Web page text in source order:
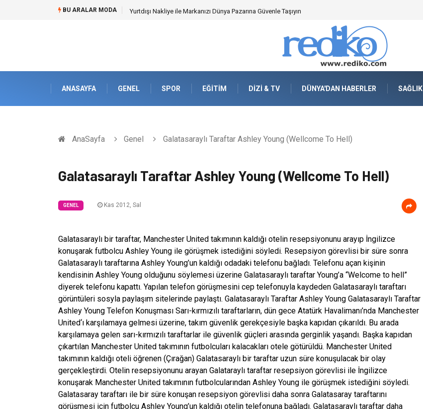
BU ARALAR MODA Yurtdışı Nakliye ile Markanızı Dünya Pazarına Güvenle Taşıyın
ANASAYFA GENEL SPOR EĞITIM DIZI & TV DÜNYA'DAN HABERLER SAĞLIK
AnaSayfa Genel Galatasaraylı Taraftar Ashley Young (Wellcome To Hell)
Galatasaraylı Taraftar Ashley Young (Wellcome To Hell)
GENEL Kas 2012, Sal
Galatasaraylı bir taraftar, Manchester United takımının kaldığı otelin resepsiyonunu arayıp İngilizce
konuşarak futbolcu Ashley Young ile görüşmek istediğini söyledi. Resepsiyon görevlisi bir süre sonra
Galatasaraylı taraftarına Ashley Young’un kaldığı odadaki telefonu bağladı. Telefonu açan kişinin
kendisinin Ashley Young olduğunu söylemesi üzerine Galatasaraylı taraftar Young’a “Welcome to hell”
diyerek telefonu kapattı. Yapılan telefon görüşmesini cep telefonuyla kaydeden Galatasaraylı taraftarı
görüntüleri sosyla paylaşım sitelerinde paylaştı. Galatasaraylı Taraftar Ashley Young Galatasaraylı Taraftar
Ashley Young Telefon Konuşması Sarı-kırmızılı taraftarların, dün gece Atatürk Havalimanı’nda Manchester
United‘ı karşılamaya gelmesi üzerine, takım güvenlik gerekçesiyle başka kapıdan çıkarıldı. Bu arada
karşılamaya gelen sarı-kırmızılı taraftarlar ile güvenlik güçleri arasında gerginlik yaşandı. Başka kapıdan
çıkartılan Manchester United takımının futbolcuları kalacakları otele götürüldü. Manchester United
takımının kaldığı oteli öğrenen (Çırağan) Galatasaraylı bir taraftar uzun süre konuşulacak bir olay
gerçekleştirdi. Otelin resepsiyonunu arayan Galataraylı taraftar resepsiyon görevlisi ile İngilizce
konuşarak Manchester United takımının futbolcularından Ashley Young ile görüşmek istediğini söyledi.
Galatasaray taraftarı ile bir süre konuşan resepsiyon görevlisi daha sonra Galatasaray taraftarını
görüşmesi için futbolcu Ashley Young’un kaldığı otelin telefonuna bağladı. Galatasaraylı taraftar daha